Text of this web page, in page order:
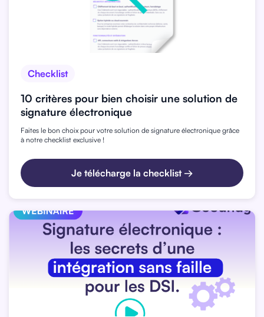
Checklist
10 critères pour bien choisir une solution de
signature électronique
Faites le bon choix pour votre solution de signature électronique grâce
à notre checklist exclusive !
Je télécharge la checklist →